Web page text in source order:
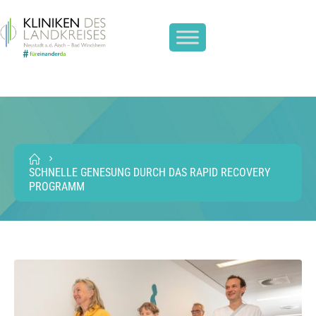
SCHNELLE GENESUNG DURCH DAS RAPID RECOVERY
PROGRAMM